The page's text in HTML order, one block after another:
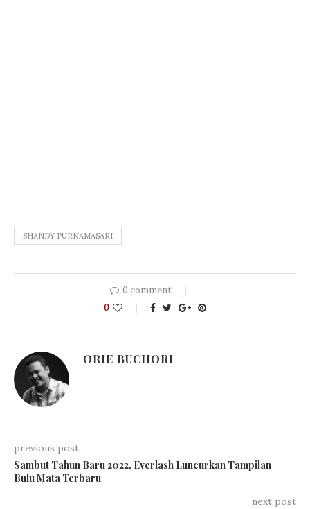
SHANDY PURNAMASARI
0 comment
0
ORIE BUCHORI
previous post
Sambut Tahun Baru 2022, Everlash Luncurkan Tampilan
Bulu Mata Terbaru
next post